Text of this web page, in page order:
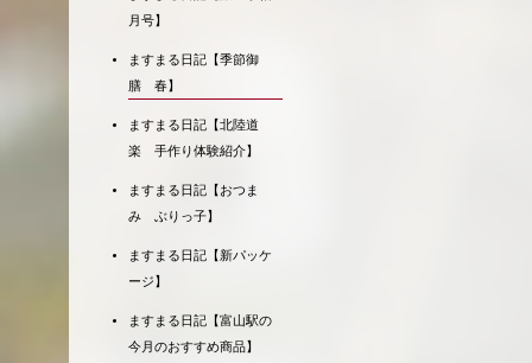
月号】
ますまる日記【季節御
膳 春】
ますまる日記【北陸道
楽 手作り体験紹介】
ますまる日記【おつま
み ぶりっ子】
ますまる日記【新パッケ
ージ】
ますまる日記【富山駅の
今月のおすすめ商品】